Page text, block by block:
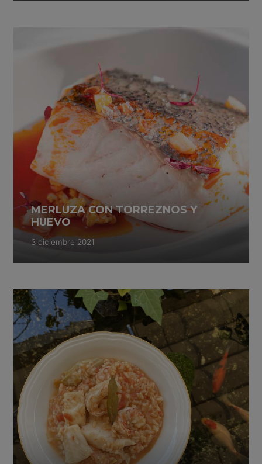
MERLUZA CON TORREZNOS Y
HUEVO
3 diciembre 2021